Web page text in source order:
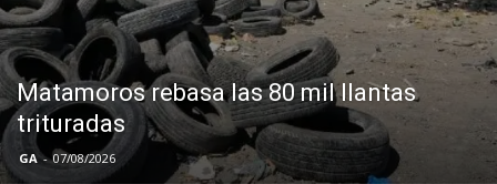
Matamoros rebasa las 80 mil llantas
trituradas
GA - 07/08/2026